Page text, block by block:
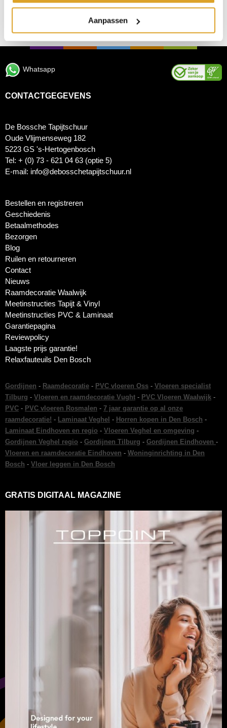
Aanpassen
altijd klaar.Maak nu een afspraakof kom gewoon spontaan een
Whatsapp
CONTACTGEGEVENS
De Bossche Tapijtschuur
Oude Vlijmenseweg 182
5223 GS 's-Hertogenbosch
Tel: + (0) 73 - 621 04 63 (optie 5)
E-mail: info@debosschetapijtschuur.nl
Bestellen en registreren
Geschiedenis
Betaalmethodes
Bezorgen
Blog
Ruilen en retourneren
Contact
Nieuws
Raamdecoratie Waalwijk
Meetinstructies Tapijt & Vinyl
Meetinstructies PVC & Laminaat
Garantiepagina
Reviewpolicy
Laagste prijs garantie!
Relaxfauteuils Den Bosch
Gordijnen - Raamdecoratie - PVC vloeren Oss - Vloeren specialist
Tilburg - Vloeren en raamdecoratie Vught - PVC Vloeren Waalwijk -
PVC - PVC vloeren Rosmalen - 7 jaar garantie op al onze
raamdecoratie! - Laminaat Veghel - Horren kopen in Den Bosch -
Laminaat Eindhoven en regio - Vloeren Veghel en omgeving -
Gordijnen Veghel regio - Gordijnen Tilburg - Gordijnen Eindhoven -
Vloeren en raamdecoratie Eindhoven - Woninginrichting in Den
Bosch - Vloer leggen in Den Bosch
GRATIS DIGITAAL MAGAZINE